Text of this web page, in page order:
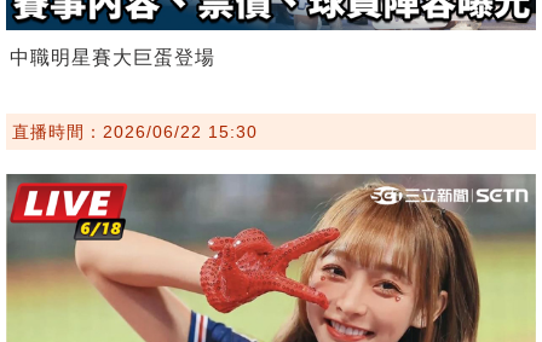
中職明星賽大巨蛋登場
直播時間：2026/06/22 15:30